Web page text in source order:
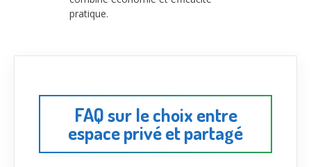
pratique.
FAQ sur le choix entre
espace privé et partagé